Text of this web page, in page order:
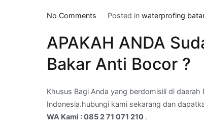
No Comments
asphal
di
,kota
Batam
–
Posted in waterprofing
APAKAH ANDA
Bakar Anti Bocor ?
Khusus Bagi Anda yang berdomisili di
Indonesia.hubungi kami sekarang dan
WA Kami : 085 2 71 071 210 .